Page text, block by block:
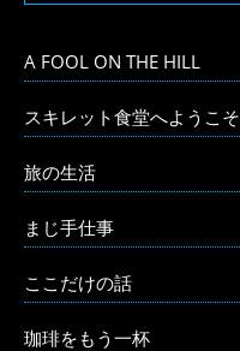
A FOOL ON THE HILL
スキレット食堂へようこそ
旅の生活
まじ手仕事
ここだけの話
珈琲をもう一杯